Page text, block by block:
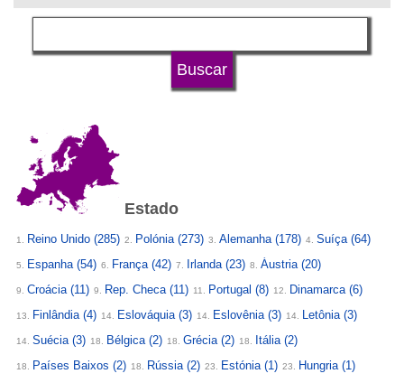
língua
Estado
1. Reino Unido (285) 2. Polónia (273) 3. Alemanha (178) 4. Suíça (64)
5. Espanha (54) 6. França (42) 7. Irlanda (23) 8. Áustria (20)
9. Croácia (11) 9. Rep. Checa (11) 11. Portugal (8) 12. Dinamarca (6)
13. Finlândia (4) 14. Eslováquia (3) 14. Eslovênia (3) 14. Letônia (3)
14. Suécia (3) 18. Bélgica (2) 18. Grécia (2) 18. Itália (2)
18. Países Baixos (2) 18. Rússia (2) 23. Estónia (1) 23. Hungria (1)